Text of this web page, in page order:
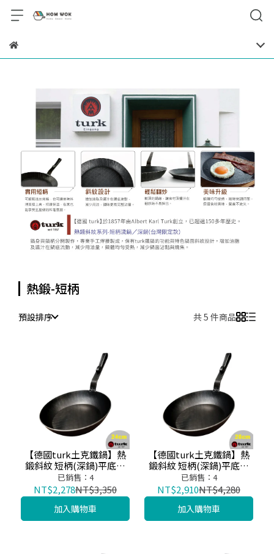
熱鍛-短柄
預設排序 共 5 件商品
【德國turk土克鐵鍋】熱
鍛斜紋 短柄(深鍋)平底鍋
24cm 鐵鍋65326
已銷售：4
NT$2,278NT$3,350
加入購物車
【德國turk土克鐵鍋】熱
鍛斜紋 短柄(深鍋)平底鍋
28cm 鐵鍋65330
已銷售：4
NT$2,910NT$4,280
加入購物車